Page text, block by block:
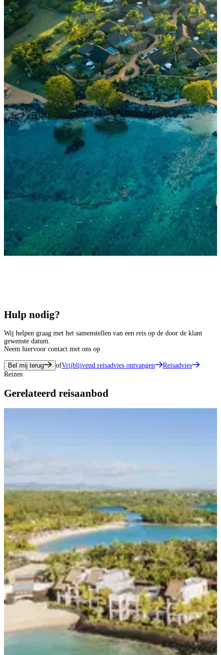
Hulp nodig?
Wij helpen graag met het samenstellen van een reis op de door de klant
gewenste datum.
Neem hiervoor contact met ons op
Bel mij terug ofVrijblijvend reisadvies ontvangen
Reisadvies
Reizen
Gerelateerd reisaanbod